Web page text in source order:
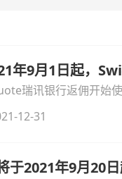
年9月1日起，
瑞讯银行返佣开始
12-31
于2021年9月20